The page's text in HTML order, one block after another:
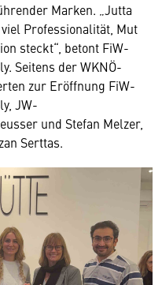
Marken. „Jutta
Professionalität, Mut
steckt“, betont FiW-
Seitens der WKNÖ-
zur Eröffnung FiW-
JW-
und Stefan Melzer,
Serttas.